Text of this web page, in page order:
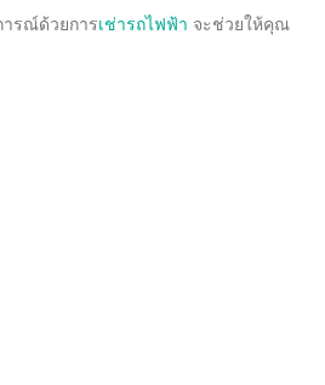
ารณ์ด้วยการเช่ารถไฟฟ้า จะช่วยให้คุณ